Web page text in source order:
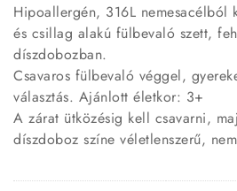
Hipoallergén, 316L nemesacélból
és csillag alakú fülbevaló szett,
díszdobozban.
Csavaros fülbevaló véggel,
választás. Ajánlott életkor: 3+
A zárat ütközésig kell csavarni,
díszdoboz színe véletlenszerű,